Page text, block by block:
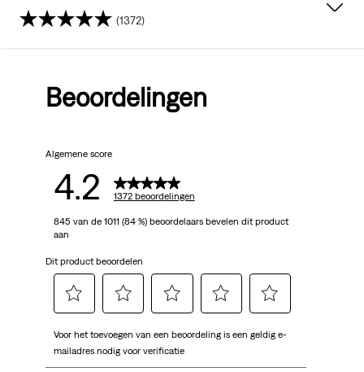
(1372)
sterren.
beoordelingen
Beoordelingen
Algemene score
4.2 1372 beoordelingen
845 van de 1011 (84 %) beoordelaars bevelen dit product
aan
Dit product beoordelen
om
het
om
het
om
het
om
om
Voor het toevoegen van een beoordeling is een geldig e-
mailadres nodig voor verificatie